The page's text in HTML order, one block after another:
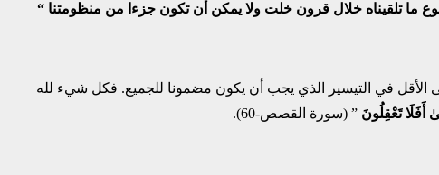
ما تلقيناه خلال قرون خلت ولا يمكن أن تكون جزءا من منظومتنا “
الأقل في التيسير الذي يجب أن يكون مضمونا للجميع. فكل شيء لله
أَفَلَا تَعْقِلُونَ ” (سورة القصص-60).